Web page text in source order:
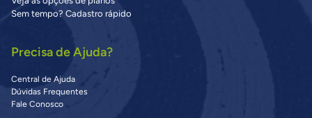
Sem tempo? Cadastro rápido
Precisa de Ajuda?
Central de Ajuda
Dúvidas Frequentes
Fale Conosco